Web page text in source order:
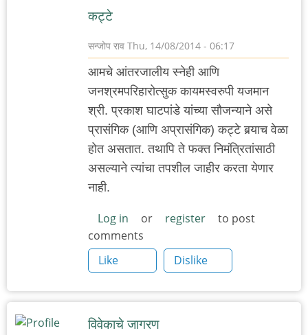
कट्टे
सन्जोप राव Thu, 14/08/2014 - 06:17
आमचे आंतरजालीय स्नेही आणि
जनश्रमपरिहारोत्सुक कायमस्वरुपी यजमान
श्री. प्रकाश घाटपांडे यांच्या सौजन्याने असे
प्रासंगिक (आणि अप्रासंगिक) कट्टे बर्‍याच वेळा
होत असतात. तथापि ते फक्त निमंत्रितांसाठी
असल्याने त्यांचा तपशील जाहीर करता येणार
नाही.
Log in or register
to post
comments
Like
Dislike
विवेकाचे जागरण